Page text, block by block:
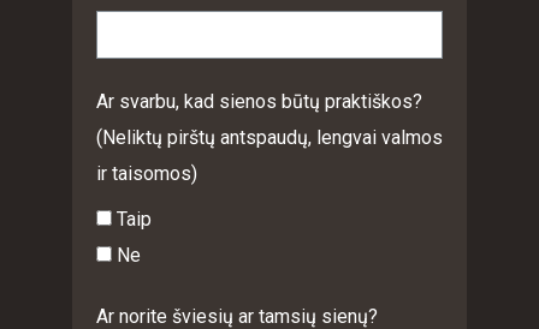
Ar svarbu, kad sienos būtų praktiškos?
(Neliktų pirštų antspaudų, lengvai valmos
ir taisomos)
Taip
Ne
Ar norite šviesių ar tamsių sienų?